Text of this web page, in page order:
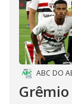
ABC DO
Grêmio